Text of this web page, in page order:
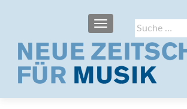
Suche
nach:
SCHALTE NAVIGATION